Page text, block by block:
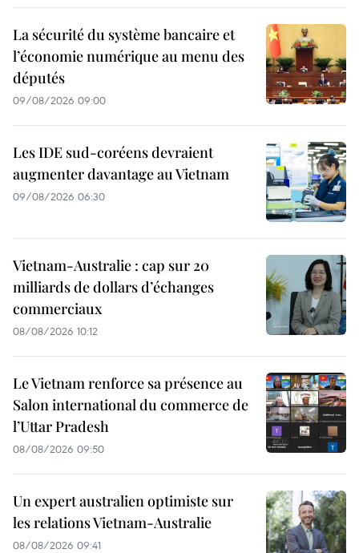
La sécurité du système bancaire et
l’économie numérique au menu des
députés
09/08/2026 09:00
Les IDE sud-coréens devraient
augmenter davantage au Vietnam
09/08/2026 06:30
Vietnam-Australie : cap sur 20
milliards de dollars d’échanges
commerciaux
08/08/2026 10:12
Le Vietnam renforce sa présence au
Salon international du commerce de
l’Uttar Pradesh
08/08/2026 09:50
Un expert australien optimiste sur
les relations Vietnam-Australie
08/08/2026 09:41